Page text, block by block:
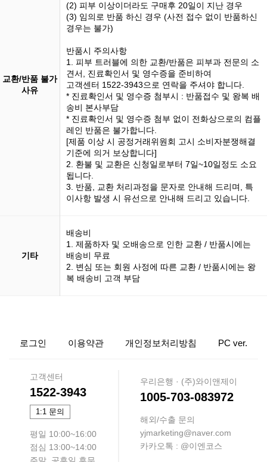
교환/반품 불가
사유
(2) 피부 이상이더라도 구매후 20일이 지난 경우
(3) 임의로 반품 하신 경우 (사전 접수 없이 반품하신
경우는 불가)
반품시 주의사항
1. 피부 트러블에 의한 교환/반품은 피부과 전문의 소
견서, 진료확인서 및 영수증을 준비하여
고객센터 1522-3943으로 연락을 주셔야 합니다.
* 진료확인서 및 영수증 첨부시 : 반품접수 및 왕복 배
송비 본사부담
* 진료확인서 및 영수증 첨부 없이 전화상으로의 컴플
레인 반품은 불가합니다.
[제품 이상 시 공정거래위원회 고시 소비자분쟁해결
기준에 의거 보상합니다]
2. 환불 및 교환은 신청일로부터 7일~10일정도 소요
됩니다.
3. 반품, 교환 처리과정을 문자로 안내해 드리며, 특
이사항 발생 시 유선으로 안내해 드리고 있습니다.
기타
배송비
1. 제품하자 및 오배송으로 인한 교환 / 반품시에는
배송비 무료
2. 변심 또는 회원 사정에 따른 교환 / 반품시에는 왕
복 배송비 고객 부담
로그인 이용약관 개인정보처리방침 PC ver.
고객센터
1522-3943
1:1 문의
평일 10:00~16:00
점심 13:00~14:00
주말, 공휴일 휴무
우리은행 · (주)와이앤제이
1005-703-083972
해외/수출 문의
yjmarketing@naver.com
카카오톡 : @이엔코스